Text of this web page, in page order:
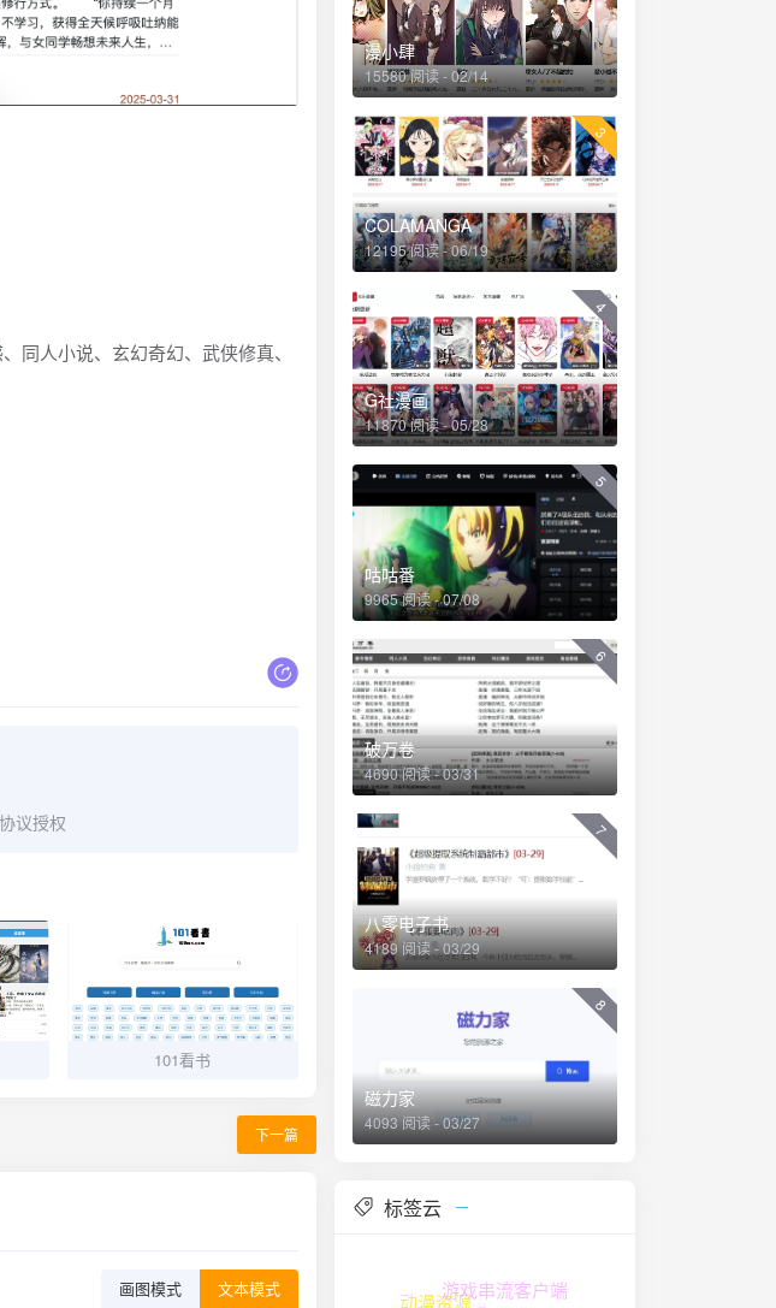
同人小说、玄幻奇幻、武侠修真、
议授权
101看书
下一篇
画图模式 文本模式
漫小肆
15580 阅读 - 02/14
3
COLAMANGA
12195 阅读 - 06/19
4
G社漫画
11870 阅读 - 05/28
5
咕咕番
9965 阅读 - 07/08
6
破万卷
4690 阅读 - 03/31
7
八零电子书
4189 阅读 - 03/29
8
磁力家
4093 阅读 - 03/27
标签云
在线小说游戏串流客户端